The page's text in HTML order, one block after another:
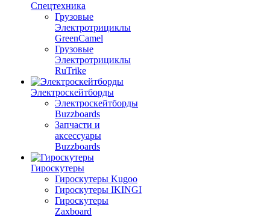
Спецтехника
Грузовые
Электротрициклы
GreenCamel
Грузовые
Электротрициклы
RuTrike
Электроскейтборды
Электроскейтборды
Buzzboards
Запчасти и
аксессуары
Buzzboards
Гироскутеры
Гироскутеры Kugoo
Гироскутеры IKINGI
Гироскутеры
Zaxboard